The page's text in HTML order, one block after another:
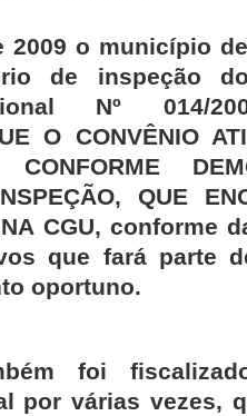
2009 o município
de inspeção
Nº 014/
O CONVÊNIO
QUE
NA CGU, conforme
que fará parte
oportuno.
foi
por várias vezes,